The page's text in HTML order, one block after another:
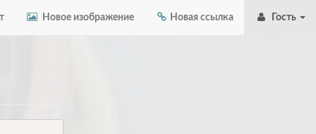
Новое изображение Новая ссылка Гость